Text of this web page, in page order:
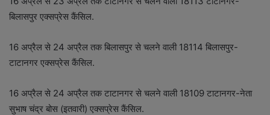
बिलासपुर एक्सप्रेस कैंसिल.
16 अप्रैल से 24 अप्रैल तक बिलासपुर से चलने वाली 18114 बिलासपुर-
टाटानगर एक्सप्रेस कैंसिल.
16 अप्रैल से 24 अप्रैल तक टाटानगर से चलने वाली 18109 टाटानगर-नेता
सुभाष चंद्र बोस (इतवारी) एक्सप्रेस कैंसिल.